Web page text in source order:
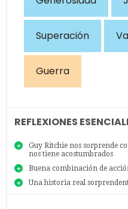
Superación
Guerra
REFLEXIONES
Guy Ritchie nos sorprende
nos tiene acostumbrados
Buena combinación de
Una historia real